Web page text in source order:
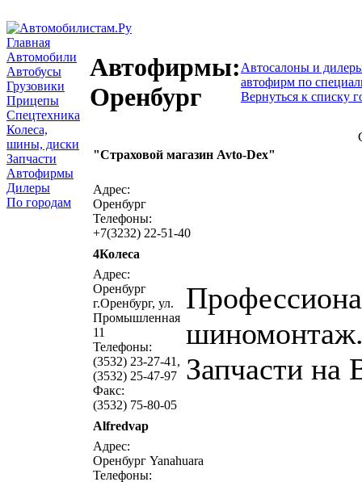
Главная
Автомобили
Автобусы
Грузовики
Прицепы
Спецтехника
Колеса,
шины, диски
Запчасти
Автофирмы
Дилеры
По городам
Автофирмы:
Оренбург
Автосалоны и
автофирм по
Вернуться к списку
"Страховой магазин Avto-Dex"
Адрес:
Оренбург
Телефоны:
+7(3232) 22-51-40
4Колеса
Адрес:
Оренбург
г.Оренбург, ул.
Промышленная
11
Телефоны:
(3532) 23-27-41,
(3532) 25-47-97
Факс:
(3532) 75-80-05
Запчасти на
Alfredvap
Адрес:
Оренбург Yanahuara
Телефоны: